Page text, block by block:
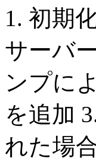
1. 初期
サーバ
ンプに
を追加
れた場